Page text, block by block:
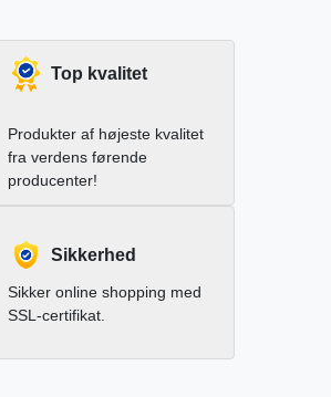
Top kvalitet
Produkter af højeste kvalitet
fra verdens førende
producenter!
Sikkerhed
Sikker online shopping med
SSL-certifikat.